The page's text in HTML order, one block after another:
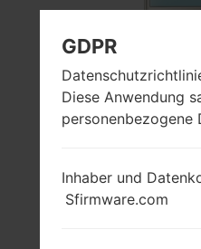
GDPR
Diese Anwendung
personenbezogene
Inhaber und
Sfirmware.com